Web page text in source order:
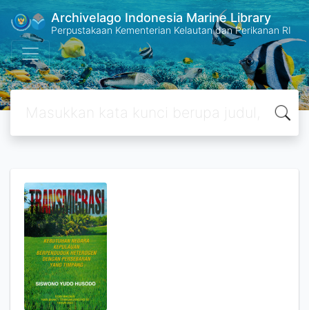
Archivelago Indonesia Marine Library
Perpustakaan Kementerian Kelautan dan Perikanan RI